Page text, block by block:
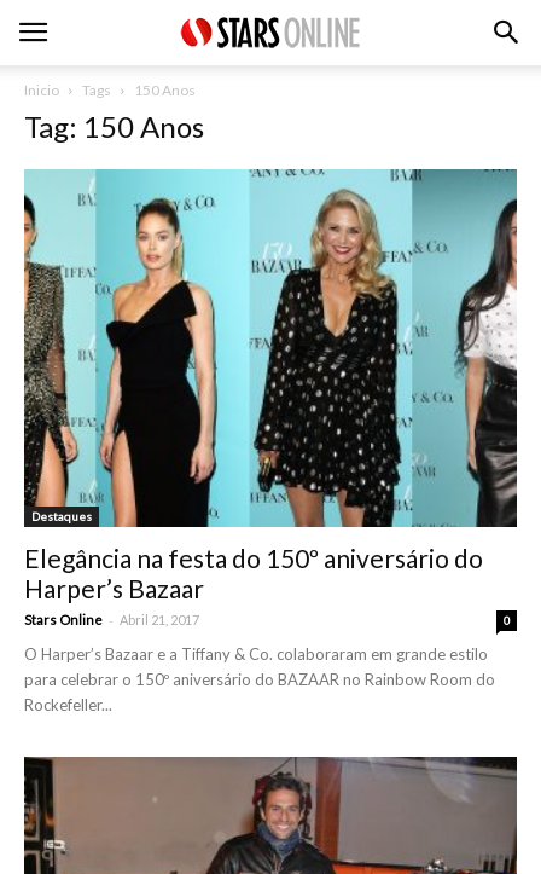
Inicio Tags 150 Anos
Tag: 150 Anos
Destaques
Elegância na festa do 150º aniversário do
Harper’s Bazaar
Stars Online - Abril 21, 2017 0
O Harper’s Bazaar e a Tiffany & Co. colaboraram em grande estilo
para celebrar o 150º aniversário do BAZAAR no Rainbow Room do
Rockefeller...